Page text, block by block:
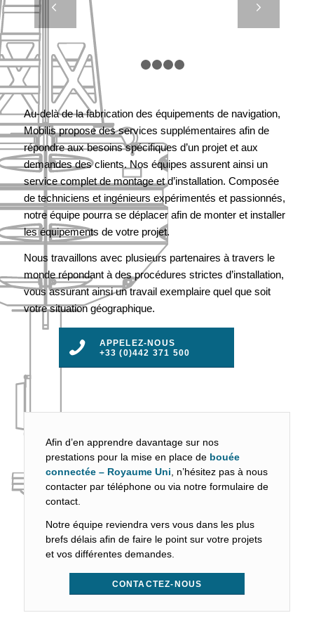
(2/2)
Au-delà de la fabrication des équipements de navigation,
Mobilis propose des services supplémentaires afin de
répondre aux besoins spécifiques d’un projet et aux
demandes des clients. Nos équipes assurent ainsi un
service complet de montage et d’installation. Composée
de techniciens et ingénieurs expérimentés et passionnés,
notre équipe pourra se déplacer afin de monter et installer
les équipements de votre projet.
Nous travaillons avec plusieurs partenaires à travers le
monde répondant à des procédures strictes d’installation,
vous assurant ainsi un travail exemplaire quel que soit
votre situation géographique.
APPELEZ-NOUS
+33 (0)442 371 500
Afin d’en apprendre davantage sur nos
prestations pour la mise en place de bouée
connectée – Royaume Uni, n’hésitez pas à nous
contacter par téléphone ou via notre formulaire de
contact.
Notre équipe reviendra vers vous dans les plus
brefs délais afin de faire le point sur votre projets
et vos différentes demandes.
CONTACTEZ-NOUS